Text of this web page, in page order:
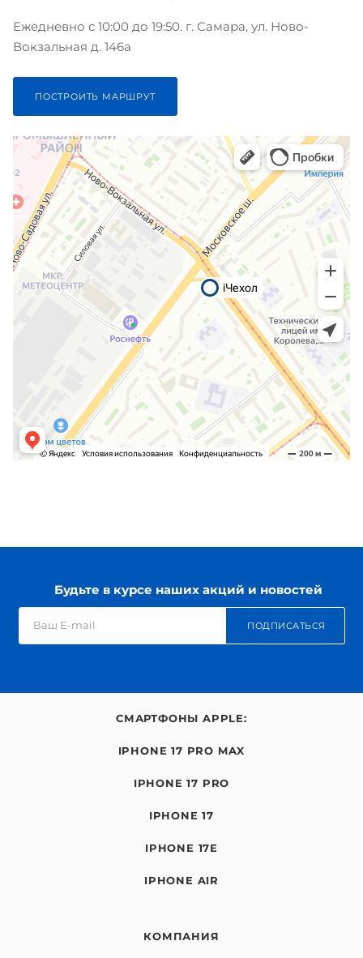
Ежедневно с 10:00 до 19:50. г. Самара, ул. Ново-
Вокзальная д. 146а
ПОСТРОИТЬ МАРШРУТ
Будьте в курсе наших акций и новостей
ПОДПИСАТЬСЯ
СМАРТФОНЫ APPLE:
IPHONE 17 PRO MAX
IPHONE 17 PRO
IPHONE 17
IPHONE 17E
IPHONE AIR
КОМПАНИЯ